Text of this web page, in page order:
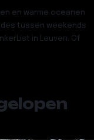
en warme oceanen
tussen weekends
in Leuven. Of